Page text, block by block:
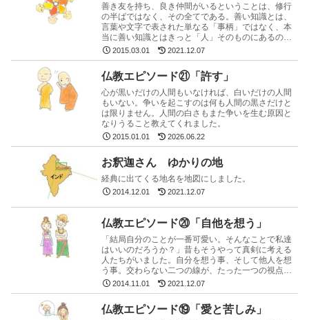
善き友を持ち、良き仲間がいるということは、修行
の半ばではなく、その全てである。善い知識とは、
言葉や文字で表された単なる「事柄」ではなく、本
当に善い知識とはきっと「人」そのものにあるので
しょう。
2015.03.01 2021.12.07
仏教エピソード㉑「許す」
心が黒いだけの人間もいなければ、白いだけの人間
もいない。争いを起こすのは何も人間の黒さだけと
は限りません。人間の白さもまた争いを生む原因と
なりうること教えてくれました。
2015.01.01 2026.06.22
お釈迦さん ゆかりの地
経典に出てくる地名を地図にしました。
2014.12.01 2021.12.07
仏教エピソード⑳「自他を想う」
「結局自分のことが一番可愛い。そんなことで私達
はいいのだろうか？」昔もそうやって真剣に考える
人たちがいました。自分を想う事、そして他人を想
う事。交わらない二つの線が、たった一つの視点を
加えるだけで見事に一つとなります。
2014.11.01 2021.12.07
仏教エピソード⑲「愛と苦しみ」